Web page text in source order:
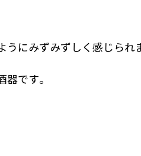
うにみずみずしく感じられ
です。